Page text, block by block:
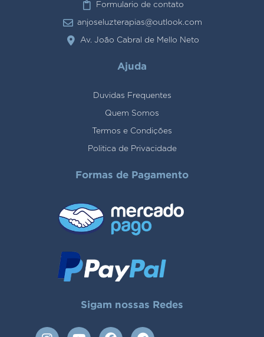
Formulario de contato
anjoseluzterapias@outlook.com
Av. João Cabral de Mello Neto
Ajuda
Duvidas Frequentes
Quem Somos
Termos e Condições
Politica de Privacidade
Formas de Pagamento
Sigam nossas Redes
I Y F T